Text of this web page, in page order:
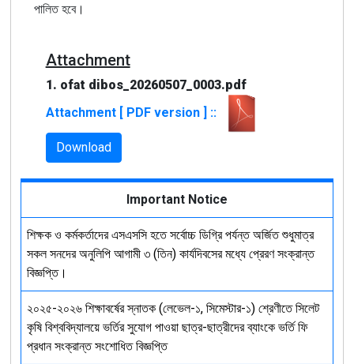
পালিত হবে।
Attachment
1. ofat dibos_20260507_0003.pdf
Attachment [ PDF version ] ::
Download
Important Notice
শিক্ষক ও কর্মকর্তাদের এসএসসি হতে সর্বোচ্চ ডিগ্রি পর্যন্ত অর্জিত শুধুমাত্র
সকল সনদের অনুলিপি আগামী ৩ (তিন) কার্যদিবসের মধ্যে প্রেরণ সংক্রান্ত
বিজ্ঞপ্তি।
২০২৫-২০২৬ শিক্ষাবর্ষের স্নাতক (লেভেল-১, সিমেস্টার-১) শ্রেণীতে সিলেট
কৃষি বিশ্ববিদ্যালয়ে ভর্তির সুযোগ পাওয়া ছাত্র-ছাত্রীদের ব্যাংকে ভর্তি ফি
প্রধান সংক্রান্ত সংশোধিত বিজ্ঞপ্তি